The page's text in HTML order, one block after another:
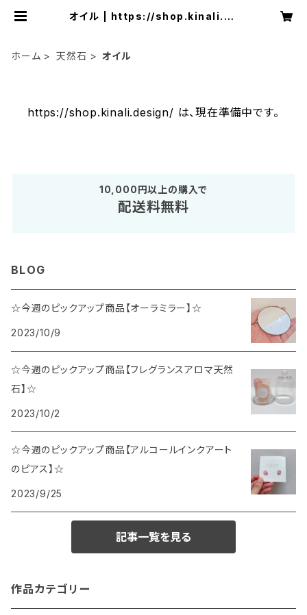
オイル | https://shop.kinali.de
ホーム 天然石 オイル
https://shop.kinali.design/ は、現在準備中です。
10,000円以上の購入で
配送料無料
BLOG
☆今週のピックアップ商品【オーラミラー】☆
2023/10/9
☆今週のピックアップ商品【フレグランスアロマ天然
石】☆
2023/10/2
☆今週のピックアップ商品【アルコールインクアート
のピアス】☆
2023/9/25
記事一覧を見る
作品カテゴリー